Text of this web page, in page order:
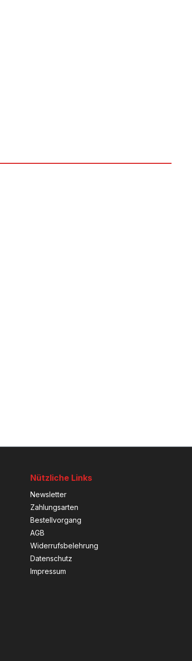
Nützliche Links
Newsletter
Zahlungsarten
Bestellvorgang
AGB
Widerrufsbelehrung
Datenschutz
Impressum